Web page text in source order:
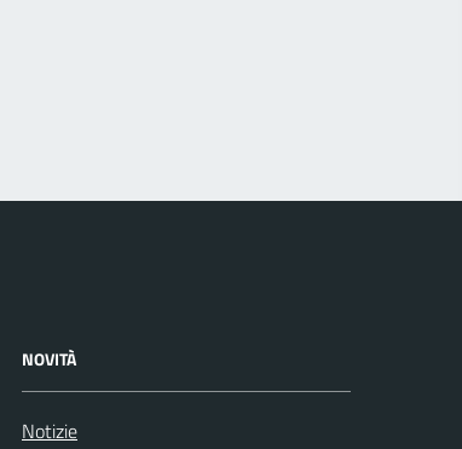
NOVITÀ
Notizie